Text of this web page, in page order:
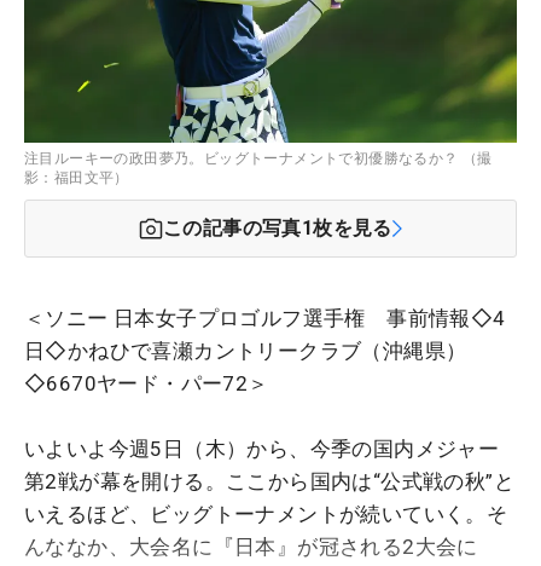
注目ルーキーの政田夢乃。ビッグトーナメントで初優勝なるか？ （撮
影：福田文平）
この記事の写真1枚を見る
＜ソニー 日本女子プロゴルフ選手権 事前情報◇4
日◇かねひで喜瀬カントリークラブ（沖縄県）
◇6670ヤード・パー72＞
いよいよ今週5日（木）から、今季の国内メジャー
第2戦が幕を開ける。ここから国内は“公式戦の秋”と
いえるほど、ビッグトーナメントが続いていく。そ
んななか、大会名に『日本』が冠される2大会に